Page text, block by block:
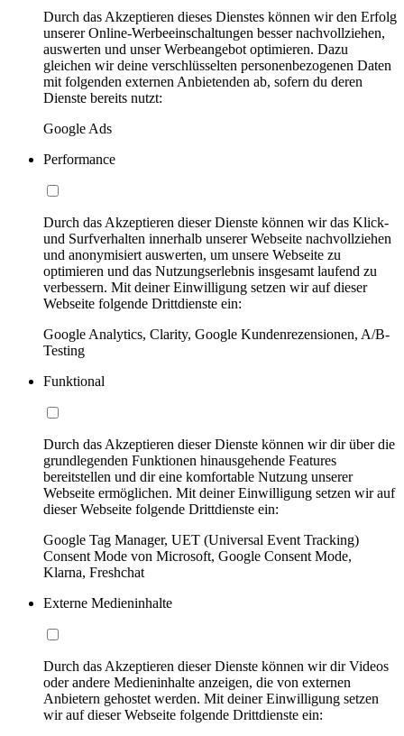
Durch das Akzeptieren dieses Dienstes können wir den Erfolg
unserer Online-Werbeeinschaltungen besser nachvollziehen,
auswerten und unser Werbeangebot optimieren. Dazu
gleichen wir deine verschlüsselten personenbezogenen Daten
mit folgenden externen Anbietenden ab, sofern du deren
Dienste bereits nutzt:
Google Ads
Performance
Durch das Akzeptieren dieser Dienste können wir das Klick-
und Surfverhalten innerhalb unserer Webseite nachvollziehen
und anonymisiert auswerten, um unsere Webseite zu
optimieren und das Nutzungserlebnis insgesamt laufend zu
verbessern. Mit deiner Einwilligung setzen wir auf dieser
Webseite folgende Drittdienste ein:
Google Analytics, Clarity, Google Kundenrezensionen, A/B-
Testing
Funktional
Durch das Akzeptieren dieser Dienste können wir dir über die
grundlegenden Funktionen hinausgehende Features
bereitstellen und dir eine komfortable Nutzung unserer
Webseite ermöglichen. Mit deiner Einwilligung setzen wir auf
dieser Webseite folgende Drittdienste ein:
Google Tag Manager, UET (Universal Event Tracking)
Consent Mode von Microsoft, Google Consent Mode,
Klarna, Freshchat
Externe Medieninhalte
Durch das Akzeptieren dieser Dienste können wir dir Videos
oder andere Medieninhalte anzeigen, die von externen
Anbietern gehostet werden. Mit deiner Einwilligung setzen
wir auf dieser Webseite folgende Drittdienste ein: